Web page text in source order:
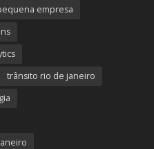
empresa
trânsito rio de janeiro